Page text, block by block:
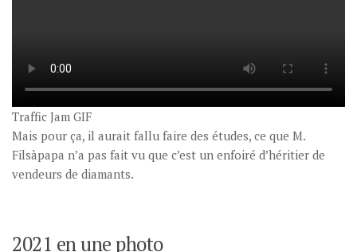
Traffic Jam GIF
Mais pour ça, il aurait fallu faire des études, ce que M.
Filsàpapa n’a pas fait vu que c’est un enfoiré d’héritier de
vendeurs de diamants.
2021 en une photo